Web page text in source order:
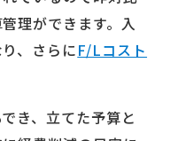
理ができます。入
、さらにF/Lコスト
き、立てた予算と